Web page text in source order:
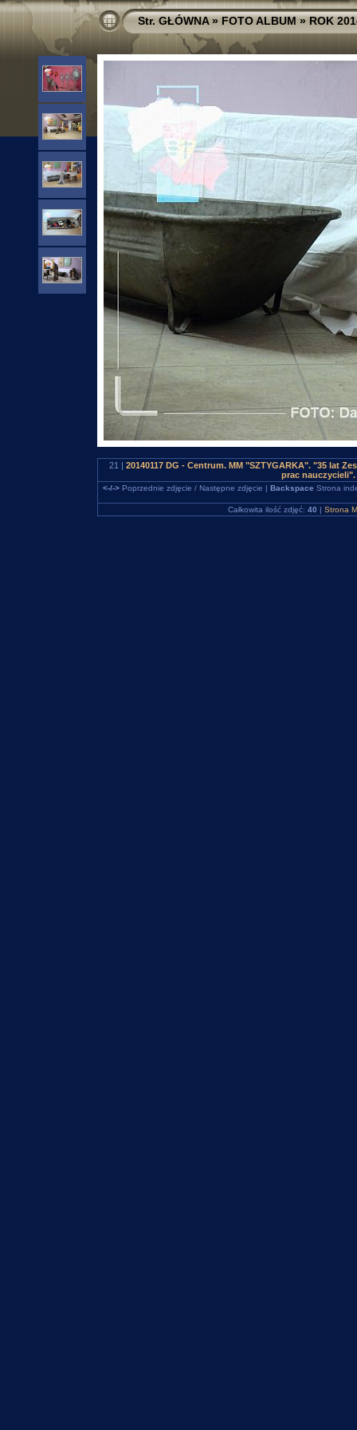
Str. GŁÓWNA»FOTO ALBUM»ROK
21 | 20140117 DG - Centrum. MM "SZTYGARKA". "35 lat
prac
<-/->Poprzednie zdjęcie / Następne zdjęcie | Backspace Strona
Całkowita ilość zdjęć: 40 | Strona